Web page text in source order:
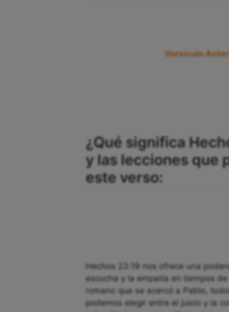
Versículo
¿Qué significa
y las lecciones que
este verso:
Hechos 23:19 nos ofrece una
escucha y la empatía en tiempos
romano que se acercó a Pablo,
podemos elegir entre el juicio y la